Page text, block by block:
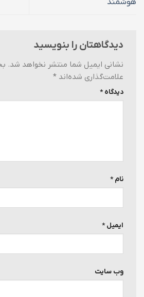
دیدگاهتان را بنویسید
نشانی ایمیل شما منتشر نخواهد شد.
علامت‌گذاری شده‌اند *
دیدگاه*
نام*
ایمیل*
وب‌ سایت